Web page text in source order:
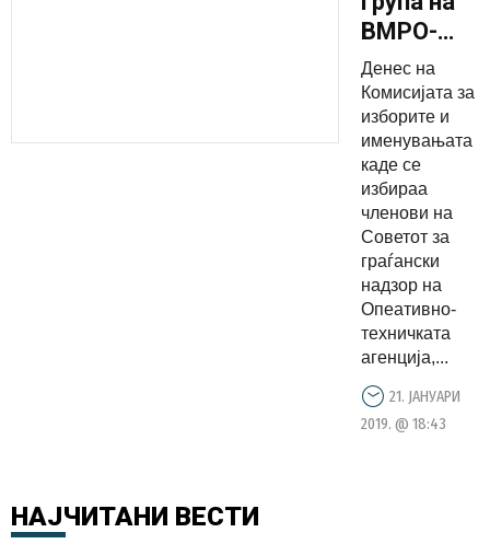
ВМРО-
ДПМНЕ:
СДСМ и
ДУИ
протуркаа
четири
членови
од
седум
кои што
треба да
вршат
надзор
Денес на
Комисијата за
изборите и
именувањата
каде се
избираа
членови на
Советот за
граѓански
надзор на
Опеативно-
техничката
агенција,...
21. ЈАНУАРИ
2019. @ 18:43
НАЈЧИТАНИ ВЕСТИ